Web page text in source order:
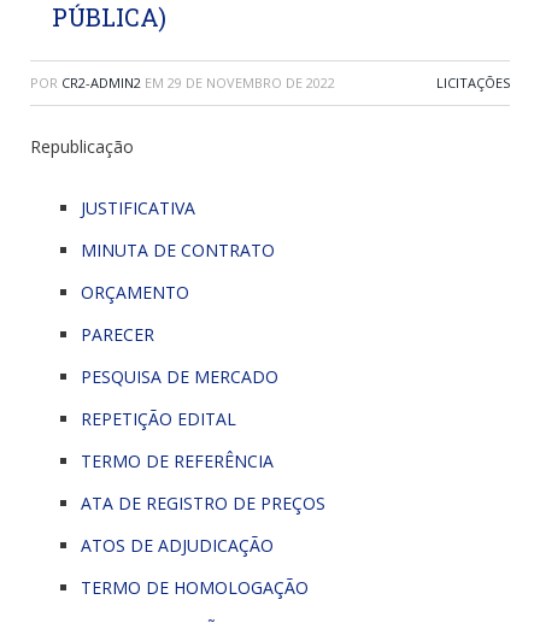
PÚBLICA)
POR CR2-ADMIN2 EM 29 DE NOVEMBRO DE 2022 LICITAÇÕES
Republicação
JUSTIFICATIVA
MINUTA DE CONTRATO
ORÇAMENTO
PARECER
PESQUISA DE MERCADO
REPETIÇÃO EDITAL
TERMO DE REFERÊNCIA
ATA DE REGISTRO DE PREÇOS
ATOS DE ADJUDICAÇÃO
TERMO DE HOMOLOGAÇÃO